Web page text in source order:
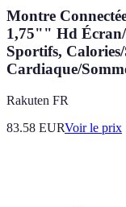
Montre
1,75"" Hd Écran/
Sportifs,
Cardiaque/
Rakuten FR
83.58 EURVoir le prix